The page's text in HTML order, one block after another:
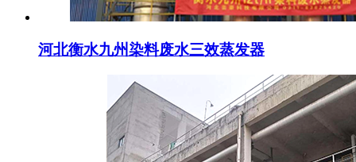
河北衡水九州染料废水三效蒸发器